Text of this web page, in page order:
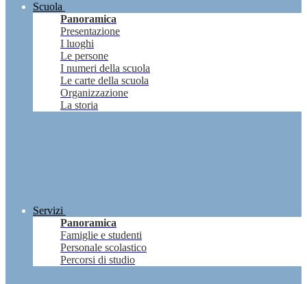
Scuola
Panoramica
Presentazione
I luoghi
Le persone
I numeri della scuola
Le carte della scuola
Organizzazione
La storia
Servizi
Panoramica
Famiglie e studenti
Personale scolastico
Percorsi di studio